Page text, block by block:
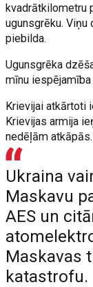
kvadrātkilometru
ugunsgrēku.
piebilda.
Ugunsgrēka
mīnu
Krievijai atkārtoti
Krievijas armija
nedēļām atkāpās.
Ukraina
Maskavu
AES un
Maskavas
katastrofu.